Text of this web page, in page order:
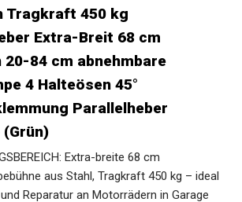
Tragkraft 450 kg
Extra-Breit 68 cm
20-84 cm abnehmbare
4 Halteösen 45°
Parallelheber
(Grün)
Extra-breite 68 cm
aus Stahl, Tragkraft 450 kg – ideal
Reparatur an Motorrädern in Garage